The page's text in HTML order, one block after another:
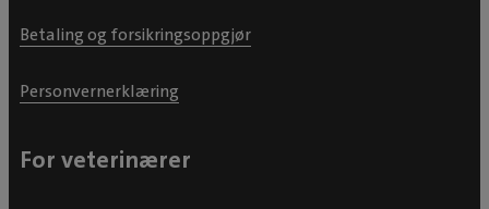
Betaling og forsikringsoppgjør
Personvernerklæring
For veterinærer